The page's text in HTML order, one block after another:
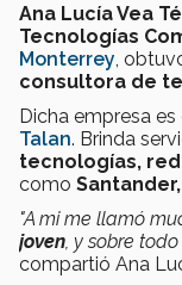
Ana Lucía Vea
Tecnologías
Monterrey ,
consultora de
Dicha empresa
Talan. Brinda
tecnologías,
como Santander,
"A mi me llamó
joven , y sobre todo
compartió Ana